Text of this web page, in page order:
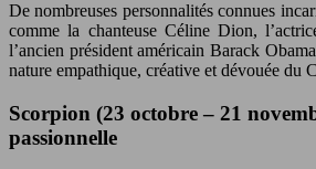
De nombreuses personnalités connues
comme la chanteuse Céline Dion,
l’ancien président américain Barack
nature empathique, créative et dévouée du
Scorpion (23 octobre – 21
passionnelle